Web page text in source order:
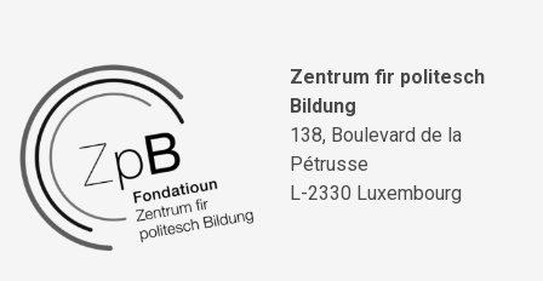
Zentrum fir politesch
Bildung
138, Boulevard de la
Pétrusse
L-2330 Luxembourg